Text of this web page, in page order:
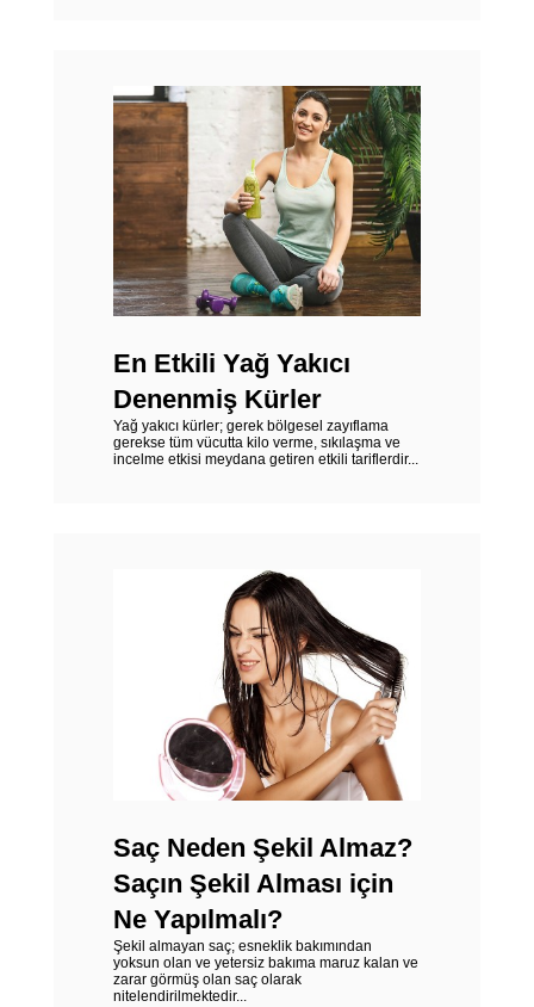
En Etkili Yağ Yakıcı
Denenmiş Kürler
Yağ yakıcı kürler; gerek bölgesel zayıflama
gerekse tüm vücutta kilo verme, sıkılaşma ve
incelme etkisi meydana getiren etkili tariflerdir...
Saç Neden Şekil Almaz?
Saçın Şekil Alması için
Ne Yapılmalı?
Şekil almayan saç; esneklik bakımından
yoksun olan ve yetersiz bakıma maruz kalan ve
zarar görmüş olan saç olarak
nitelendirilmektedir...